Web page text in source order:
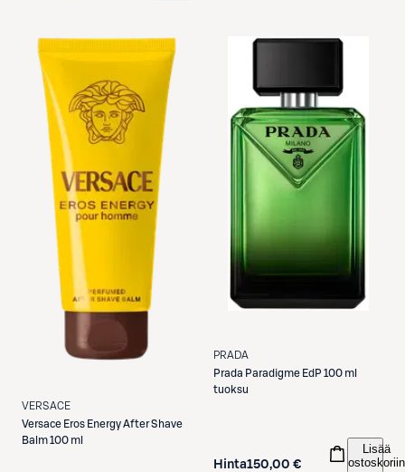
VERSACE
Versace Eros Energy After Shave
Balm 100 ml
PRADA
Prada Paradigme EdP 100 ml
tuoksu
Hinta150,00 €
Lisää
ostoskoriin